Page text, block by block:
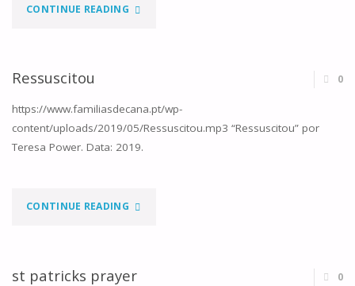
CONTINUE READING"O
Ressuscitou 0
https://www.familiasdecana.pt/wp-
content/uploads/2019/05/Ressuscitou.mp3 “Ressuscitou” por
Teresa Power. Data: 2019.
CONTINUE READING"RESSUSCITOU"
st patricks prayer 0